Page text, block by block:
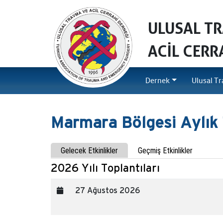
ULUSAL
ACİL
Dernek Ulusal
Marmara Bölgesi Aylık
Gelecek Etkinlikler Geçmiş Etkinlikler
2026 Yılı Toplantıları
27 Ağustos 2026